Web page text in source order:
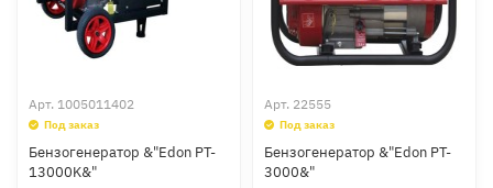
Арт. 1005011402
Под заказ
Бензогенератор &"Edon PT-
13000K&"
Арт. 22555
Под заказ
Бензогенератор &"Edon PT-
3000&"